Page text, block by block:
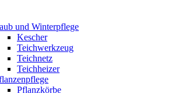
und Winterpflege
Kescher
Teichwerkzeug
Teichnetz
Teichheizer
Pflanzkörbe